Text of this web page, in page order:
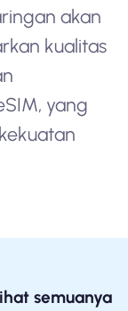
akan
kualitas
yang
semuanya